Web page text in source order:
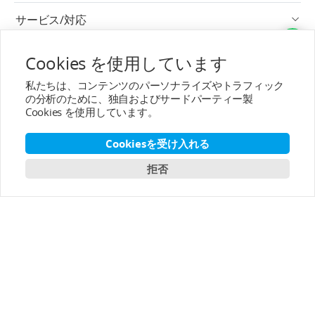
サービス/対応
アフターサービス
T-MOTORについて
購読へ
Cookies を使用しています
私たちは、コンテンツのパーソナライズやトラフィック
の分析のために、独自およびサードパーティー製
Cookies を使用しています。
Cookiesを受け入れる
拒否